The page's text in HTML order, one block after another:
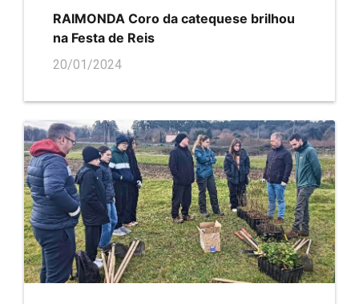
RAIMONDA Coro da catequese brilhou
na Festa de Reis
20/01/2024